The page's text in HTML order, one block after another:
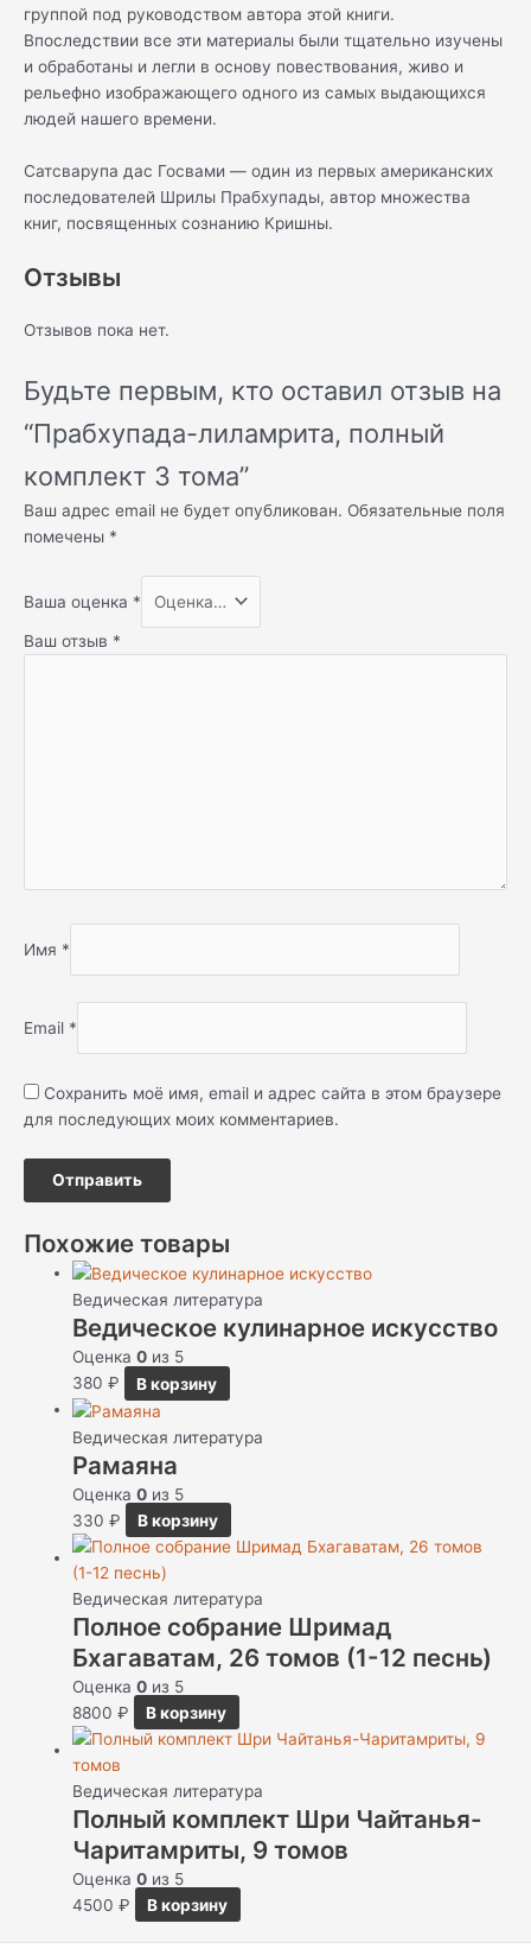
группой под руководством автора этой книги.
Впоследствии все эти материалы были тщательно изучены
и обработаны и легли в основу повествования, живо и
рельефно изображающего одного из самых выдающихся
людей нашего времени.
Сатсварупа дас Госвами — один из первых американских
последователей Шрилы Прабхупады, автор множества
книг, посвященных сознанию Кришны.
Отзывы
Отзывов пока нет.
Будьте первым, кто оставил отзыв на
“Прабхупада-лиламрита, полный
комплект 3 тома”
Ваш адрес email не будет опубликован. Обязательные поля
помечены *
Ваша оценка *
Ваш отзыв *
Имя *
Email *
Сохранить моё имя, email и адрес сайта в этом браузере
для последующих моих комментариев.
Похожие товары
Ведическая литература
Ведическое кулинарное искусство
Оценка0 из 5
380₽ В корзину
Ведическая литература
Рамаяна
Оценка0 из 5
330₽ В корзину
Ведическая литература
Полное собрание Шримад
Бхагаватам, 26 томов (1-12 песнь)
Оценка0 из 5
8800₽ В корзину
Ведическая литература
Полный комплект Шри Чайтанья-
Чаритамриты, 9 томов
Оценка0 из 5
4500₽ В корзину